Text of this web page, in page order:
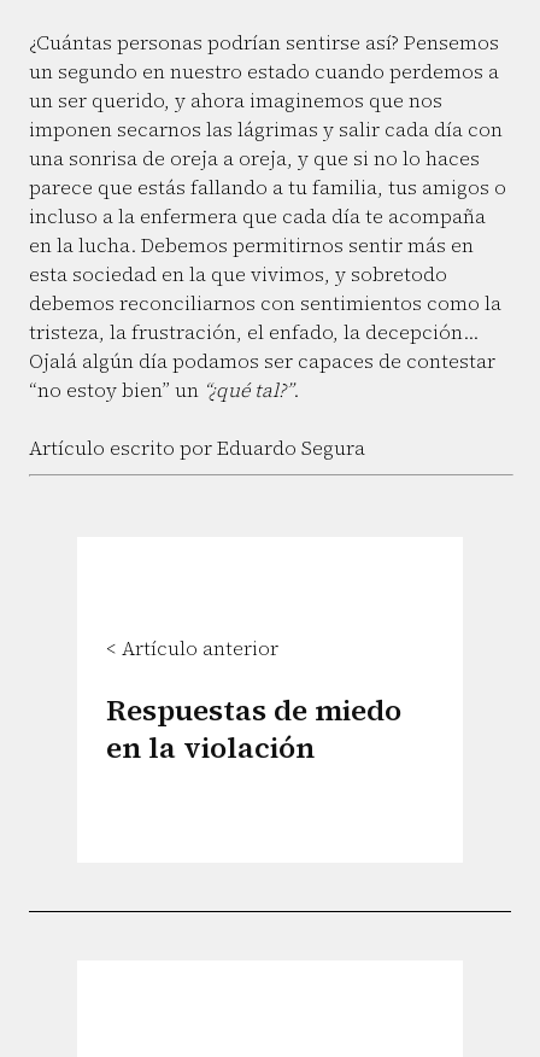
¿Cuántas personas podrían sentirse así? Pensemos
un segundo en nuestro estado cuando perdemos a
un ser querido, y ahora imaginemos que nos
imponen secarnos las lágrimas y salir cada día con
una sonrisa de oreja a oreja, y que si no lo haces
parece que estás fallando a tu familia, tus amigos o
incluso a la enfermera que cada día te acompaña
en la lucha. Debemos permitirnos sentir más en
esta sociedad en la que vivimos, y sobretodo
debemos reconciliarnos con sentimientos como la
tristeza, la frustración, el enfado, la decepción…
Ojalá algún día podamos ser capaces de contestar
“no estoy bien” un “¿qué tal?”.
Artículo escrito por Eduardo Segura
< Artículo anterior
Respuestas de miedo
en la violación